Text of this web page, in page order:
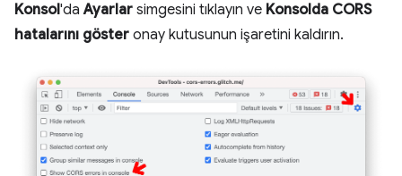
Konsol'daAyarlar simgesini tıklayın ve Konsolda CORS
hatalarını göster onay kutusunun işaretini kaldırın.